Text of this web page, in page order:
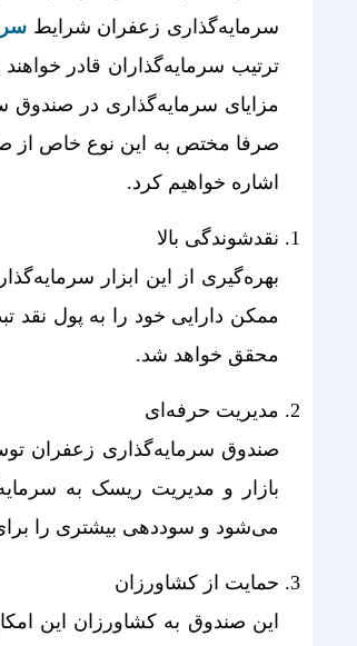
سرمایه‌گذاری زعفران شرایط
ترتیب سرمایه‌­گذاران قادر
مزایای سرمایه‌­گذاری در صندوق
صرفا مختص به این نوع خاص از
اشاره خواهیم کرد.
نقدشوندگی بالا
بهره­‌گیری از این ابزار
ممکن دارایی خود را به پول نقد
محقق خواهد شد.
مدیریت حرفه‌ای
صندوق سرمایه‌گذاری زعفران
بازار و مدیریت ریسک به
می‌شود و سوددهی بیشتری را
حمایت از کشاورزان
این صندوق به کشاورزان این